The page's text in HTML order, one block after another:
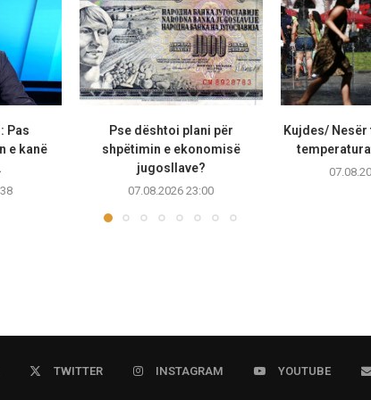
Pas
e kanë
Pse dështoi plani për
shpëtimin e ekonomisë
jugosllave?
07.08.2026 23:00
Kujdes/
TWITTER INSTAGRAM YOUTUBE